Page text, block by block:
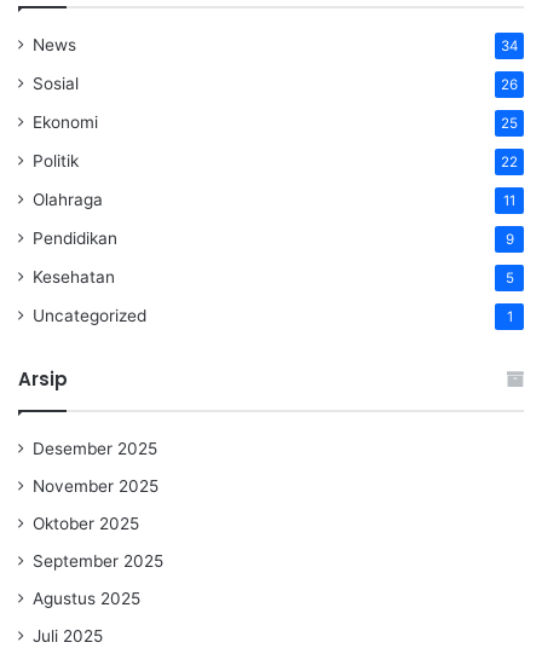
News 34
Sosial 26
Ekonomi 25
Politik 22
Olahraga 11
Pendidikan 9
Kesehatan 5
Uncategorized 1
Arsip
Desember 2025
November 2025
Oktober 2025
September 2025
Agustus 2025
Juli 2025